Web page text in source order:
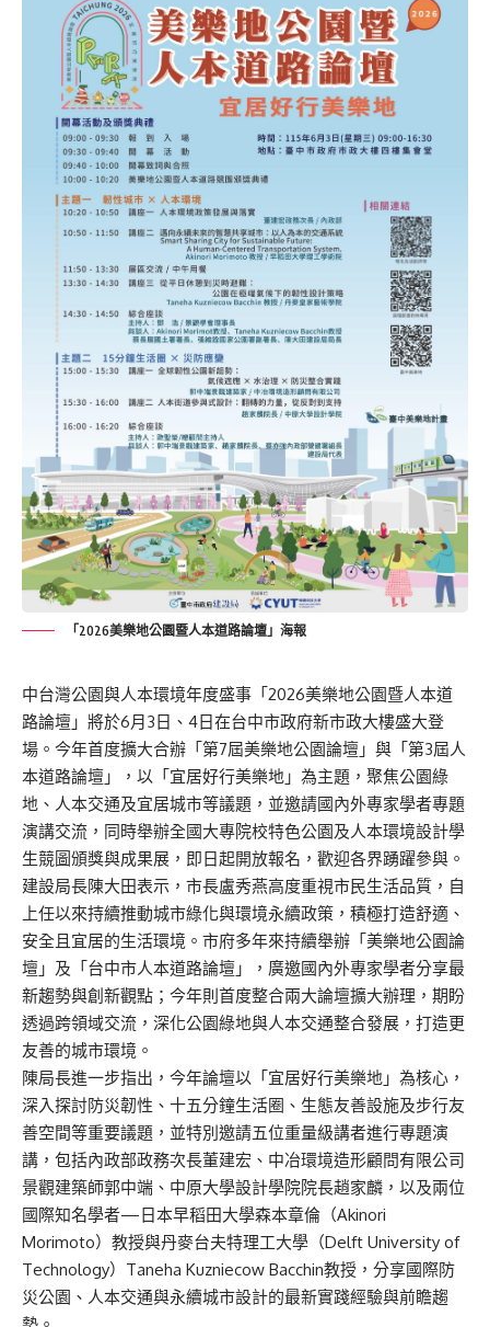
「2026美樂地公園暨人本道路論壇」海報
中台灣公園與人本環境年度盛事「2026美樂地公園暨人本道
路論壇」將於6月3日、4日在台中市政府新市政大樓盛大登
場。今年首度擴大合辦「第7屆美樂地公園論壇」與「第3屆人
本道路論壇」，以「宜居好行美樂地」為主題，聚焦公園綠
地、人本交通及宜居城市等議題，並邀請國內外專家學者專題
演講交流，同時舉辦全國大專院校特色公園及人本環境設計學
生競圖頒獎與成果展，即日起開放報名，歡迎各界踴躍參與。
建設局長陳大田表示，市長盧秀燕高度重視市民生活品質，自
上任以來持續推動城市綠化與環境永續政策，積極打造舒適、
安全且宜居的生活環境。市府多年來持續舉辦「美樂地公園論
壇」及「台中市人本道路論壇」，廣邀國內外專家學者分享最
新趨勢與創新觀點；今年則首度整合兩大論壇擴大辦理，期盼
透過跨領域交流，深化公園綠地與人本交通整合發展，打造更
友善的城市環境。
陳局長進一步指出，今年論壇以「宜居好行美樂地」為核心，
深入探討防災韌性、十五分鐘生活圈、生態友善設施及步行友
善空間等重要議題，並特別邀請五位重量級講者進行專題演
講，包括內政部政務次長董建宏、中冶環境造形顧問有限公司
景觀建築師郭中端、中原大學設計學院院長趙家麟，以及兩位
國際知名學者—日本早稻田大學森本章倫（Akinori
Morimoto）教授與丹麥台夫特理工大學（Delft University of
Technology）Taneha Kuzniecow Bacchin教授，分享國際防
災公園、人本交通與永續城市設計的最新實踐經驗與前瞻趨